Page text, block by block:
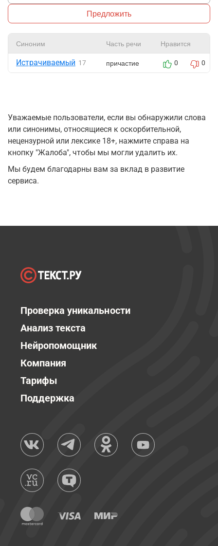
Предложить
Синоним Часть речи Нравится
Истрачиваемый 17 причастие 0 0
Уважаемые пользователи, если вы обнаружили слова
или синонимы, относящиеся к оскорбительной,
нецензурной или лексике 18+, нажмите справа на
кнопку "Жалоба", чтобы мы могли удалить их.
Мы будем благодарны вам за вклад в развитие
сервиса.
Проверка уникальности
Анализ текста
Нейропомощник
Компания
Тарифы
Поддержка